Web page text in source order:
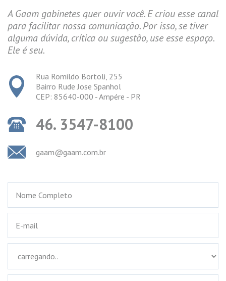
A Gaam gabinetes quer ouvir você. E criou esse canal
para facilitar nossa comunicação. Por isso, se tiver
alguma dúvida, crítica ou sugestão, use esse espaço.
Ele é seu.
Rua Romildo Bortoli, 255
Bairro Rude Jose Spanhol
CEP: 85640-000 - Ampére - PR
46. 3547-8100
gaam@gaam.com.br